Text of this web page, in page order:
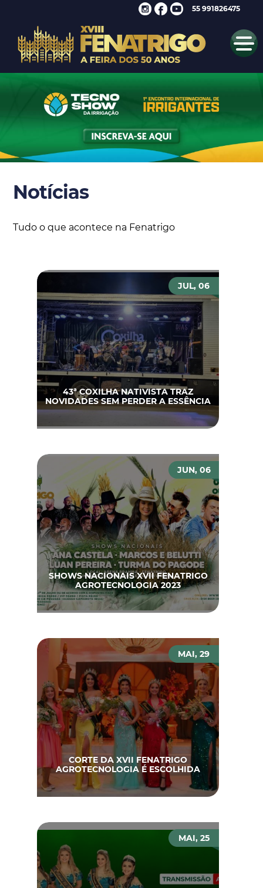
55 991826475
Notícias
Tudo o que acontece na Fenatrigo
JUL, 06
43ª COXILHA NATIVISTA TRAZ
NOVIDADES SEM PERDER A ESSÊNCIA
JUN, 06
SHOWS NACIONAIS XVII FENATRIGO
AGROTECNOLOGIA 2023
MAI, 29
CORTE DA XVII FENATRIGO
AGROTECNOLOGIA É ESCOLHIDA
MAI, 25